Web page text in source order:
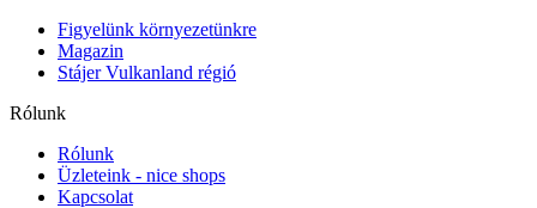
Figyelünk környezetünkre
Magazin
Stájer Vulkanland régió
Rólunk
Rólunk
Üzleteink - nice shops
Kapcsolat